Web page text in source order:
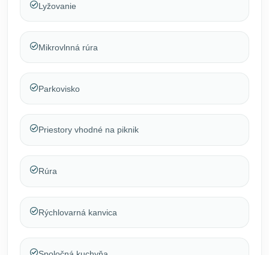
Lyžovanie
Mikrovlnná rúra
Parkovisko
Priestory vhodné na piknik
Rúra
Rýchlovarná kanvica